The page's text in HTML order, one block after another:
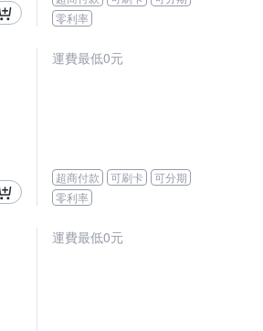
零利率
運費最低0元
超商付款 可刷卡
可分期
零利率
運費最低0元